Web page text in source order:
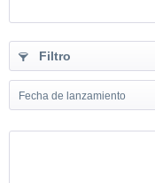
Filtro
Fecha de lanzamiento